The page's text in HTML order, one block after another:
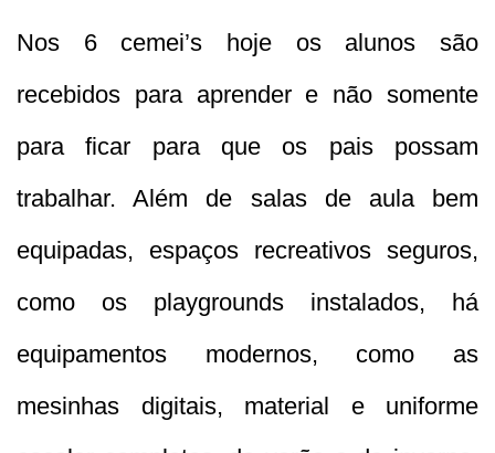
Nos 6 cemei’s hoje os alunos são
recebidos para aprender e não somente
para ficar para que os pais possam
trabalhar. Além de salas de aula bem
equipadas, espaços recreativos seguros,
como os playgrounds instalados, há
equipamentos modernos, como as
mesinhas digitais, material e uniforme